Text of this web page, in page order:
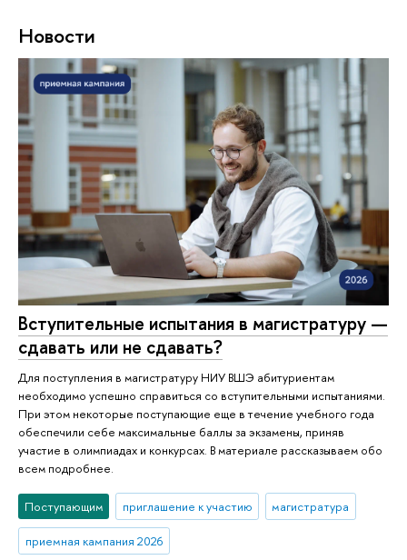
Новости
Вступительные испытания в магистратуру —
сдавать или не сдавать?
Для поступления в магистратуру НИУ ВШЭ абитуриентам
необходимо успешно справиться со вступительными испытаниями.
При этом некоторые поступающие еще в течение учебного года
обеспечили себе максимальные баллы за экзамены, приняв
участие в олимпиадах и конкурсах. В материале рассказываем обо
всем подробнее.
Поступающим приглашение к участию магистратура
приемная кампания 2026